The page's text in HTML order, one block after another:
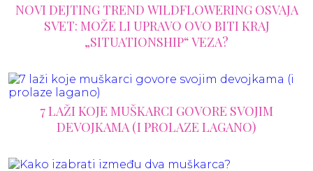
NOVI DEJTING TREND WILDFLOWERING OSVAJA
SVET: MOŽE LI UPRAVO OVO BITI KRAJ
„SITUATIONSHIP“ VEZA?
7 LAŽI KOJE MUŠKARCI GOVORE SVOJIM
DEVOJKAMA (I PROLAZE LAGANO)